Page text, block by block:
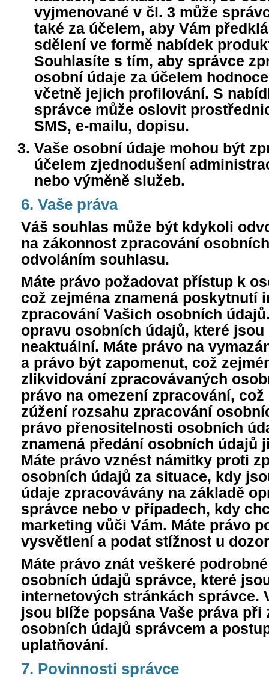
vyjmenované v čl. 3 může
také za účelem, aby Vám
sdělení ve formě nabídek
Souhlasíte s tím, aby správce
osobní údaje za účelem
včetně jejich profilování. S
správce může oslovit
SMS, e-mailu, dopisu.
Vaše osobní údaje mohou být
účelem zjednodušení
nebo výměně služeb.
6. Vaše práva
Váš souhlas může být kdykoli
na zákonnost zpracování
odvoláním souhlasu.
Máte právo požadovat přístup k
což zejména znamená poskytnutí
zpracování Vašich osobních
opravu osobních údajů, které jsou
neaktuální. Máte právo na
a právo být zapomenut, což
zlikvidování zpracovávaných
právo na omezení zpracování, což
zúžení rozsahu zpracování
právo přenositelnosti osobních
znamená předání osobních údajů
Máte právo vznést námitky proti
osobních údajů za situace, kdy
údaje zpracovávány na základě
správce nebo v případech, kdy
marketing vůči Vám. Máte právo
vysvětlení a podat stížnost u
Máte právo znát veškeré
osobních údajů správce, které
internetových stránkách správce.
jsou blíže popsána Vaše práva při
osobních údajů správcem a
uplatňování.
7. Povinnosti správce